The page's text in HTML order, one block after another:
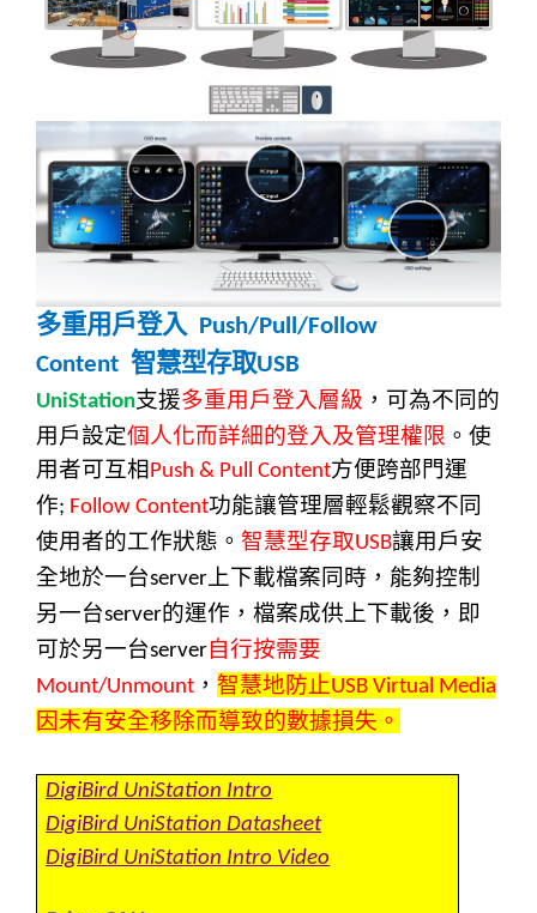
多重用戶登入Push/Pull/Follow
Content 智慧型存取USB
UniStation支援多重用戶登入層級 ，可為不同的
用戶設定個人化而詳細的登入及管理權限 。使
用者可互相 Push & Pull Content方便跨部門運
作; Follow Content功能讓管理層輕鬆觀察不同
使用者的工作狀態。 智慧型存取USB讓用戶安
全地於一台server上下載檔案同時，能夠控制
另一台server的運作，檔案成供上下載後，即
可於另一台server自行按需要
Mount/Unmount ， 智慧地防止USB Virtual Media
因未有安全移除而導致的數據損失。
DigiBird UniStation Intro
DigiBird UniStation Datasheet
DigiBird UniStation Intro Video